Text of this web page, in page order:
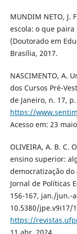
MUNDIM NETO, J.
escola: o que paira
(Doutorado em
Brasília, 2017.
NASCIMENTO, A.
dos Cursos Pré-
de Janeiro, n. 17,
https://
Acesso em: 23
OLIVEIRA, A. B. C.
ensino superior:
democratização do
Jornal de Políticas
156-167, jan./jun.-
10.5380/jpe.v9i17/
https://